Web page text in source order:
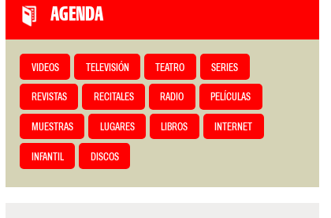
AGENDA
VIDEOS TELEVISIÓN TEATRO SERIES
REVISTAS RECITALES RADIO PELÍCULAS
MUESTRAS LUGARES LIBROS INTERNET
INFANTIL DISCOS